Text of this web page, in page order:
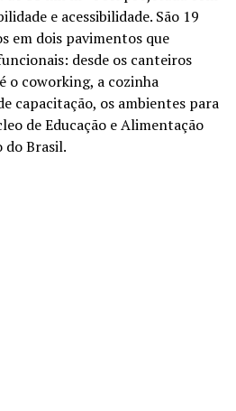
e acessibilidade. São 19
em dois pavimentos que
desde os canteiros
o coworking, a cozinha
capacitação, os ambientes para
de Educação e Alimentação
do Brasil.